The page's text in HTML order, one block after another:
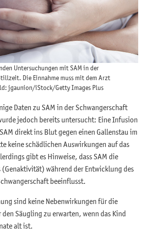
Untersuchungen mit SAM in der
Die Einnahme muss mit dem Arzt
jgaunion/iStock/Getty Images Plus
Daten zu SAM in der Schwangerschaft
jedoch bereits untersucht: Eine Infusion
direkt ins Blut gegen einen Gallenstau im
keine schädlichen Auswirkungen auf das
gibt es Hinweise, dass SAM die
während der Entwicklung des
beeinflusst.
sind keine Nebenwirkungen für die
Säugling zu erwarten, wenn das Kind
alt ist.